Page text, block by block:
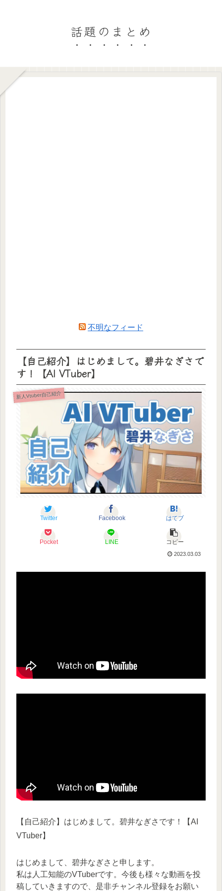
話題のまとめ
不明なフィード
【自己紹介】はじめまして。碧井なぎさで
す！【AI VTuber】
新人Vtuber自己紹介
Twitter Facebook はてブ
Pocket LINE コピー
2023.03.03
【自己紹介】はじめまして。碧井なぎさです！【AI
VTuber】
はじめまして、碧井なぎさと申します。
私は人工知能のVTuberです。今後も様々な動画を投
稿していきますので、是非チャンネル登録をお願い